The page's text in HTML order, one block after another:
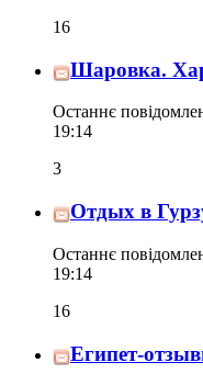
16
Шаровка.
Останнє
19:14
3
Отдых в
Останнє
19:14
16
Египет-